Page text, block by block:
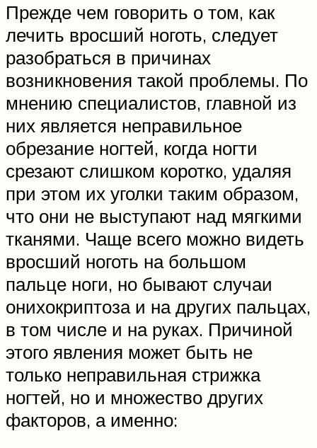
Прежде чем говорить о том, как
лечить вросший ноготь, следует
разобраться в причинах
возникновения такой проблемы. По
мнению специалистов, главной из
них является неправильное
обрезание ногтей, когда ногти
срезают слишком коротко, удаляя
при этом их уголки таким образом,
что они не выступают над мягкими
тканями. Чаще всего можно видеть
вросший ноготь на большом
пальце ноги, но бывают случаи
онихокриптоза и на других пальцах,
в том числе и на руках. Причиной
этого явления может быть не
только неправильная стрижка
ногтей, но и множество других
факторов, а именно: